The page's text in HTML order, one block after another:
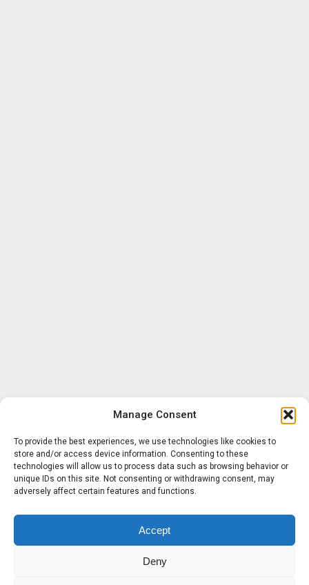
Manage Consent
To provide the best experiences, we use technologies like cookies to
store and/or access device information. Consenting to these
technologies will allow us to process data such as browsing behavior or
unique IDs on this site. Not consenting or withdrawing consent, may
adversely affect certain features and functions.
Accept
Deny